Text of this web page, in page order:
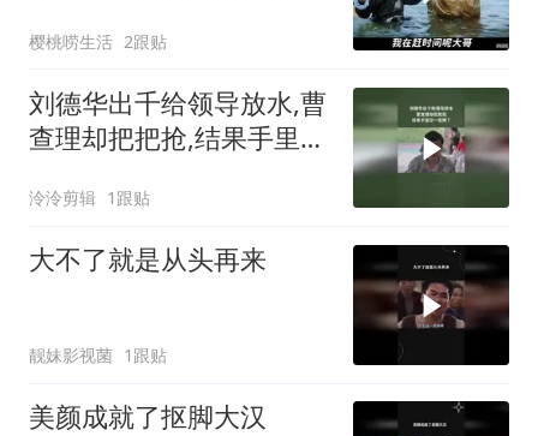
樱桃唠生活 2跟贴
刘德华出千给领导放水,曹
查理却把把抢,结果手里没
泠泠剪辑 1跟贴
大不了就是从头再来
靓妹影视菌 1跟贴
美颜成就了抠脚大汉